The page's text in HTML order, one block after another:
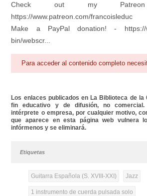
Check out my
https://www.patreon.com/francoisleduc
Make a PayPal donation! - https://
bin/webscr...
Para acceder al contenido completo
Los enlaces publicados en La Biblioteca de la
fin educativo y de difusión, no comercial.
intérprete o empresa, por cualquier motivo,
que aparece en esta página web vulnera
infórmenos y se eliminará.
Etiquetas
Guitarra Española (S. XVIII-XXI) Jazz
1 instrumento de cuerda pulsada solo